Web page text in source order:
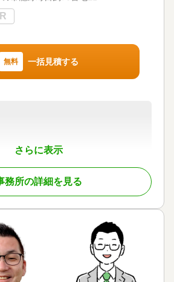
都府
/ 相続財産調査 / 家族信託 / 相続手
/ 戸籍収集 / 相続人調査
/ 18時以降相談可 / オンライン面談
無料 一括見積する
さらに表示
申告
務所の詳細を見る